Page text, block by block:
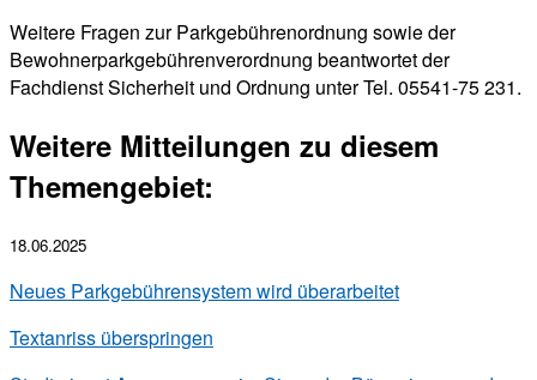
Weitere Fragen zur Parkgebührenordnung sowie der
Bewohnerparkgebührenverordnung beantwortet der
Fachdienst Sicherheit und Ordnung unter Tel. 05541-75 231.
Weitere Mitteilungen zu diesem
Themengebiet:
18.06.2025
Neues Parkgebührensystem wird überarbeitet
Textanriss überspringen